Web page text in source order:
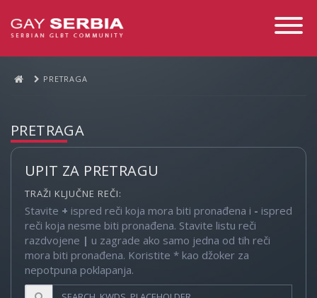
Toggle
PRETRAGA
PRETRAGA
UPIT ZA PRETRAGU
TRAŽI KLJUČNE REČI:
Stavite + ispred reči koja mora biti pronađena i - ispred
reči koja nesme biti pronađena. Stavite listu reči
razdvojene | u zagrade ako samo jedna od tih reči
mora biti pronađena. Koristite * kao džoker za
nepotpuna poklapanja.